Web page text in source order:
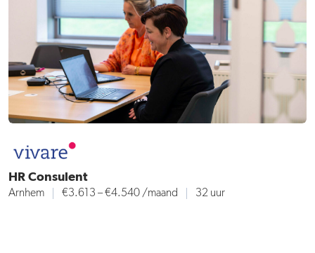
HR Consulent
Arnhem €3.613 – €4.540 /maand 32 uur